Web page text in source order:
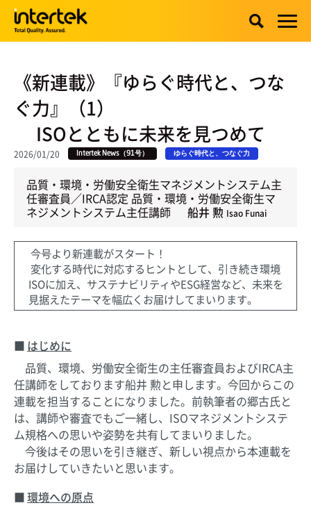
《新連載》『ゆらぐ時代と、つな
ぐ力』（1）
ISOとともに未来を見つめて
2026/01/20 Intertek News（91号） ゆらぐ時代と、つなぐ力
品質・環境・労働安全衛生マネジメントシステム主
任審査員／IRCA認定 品質・環境・労働安全衛生マ
ネジメントシステム主任講師
船井 勲 Isao Funai
今号より新連載がスタート！
変化する時代に対応するヒントとして、引き続き環境
ISOに加え、サステナビリティやESG経営など、未来を
見据えたテーマを幅広くお届けしてまいります。
はじめに
品質、環境、労働安全衛生の主任審査員およびIRCA主
任講師をしております船井 勲と申します。今回からこの
連載を担当することになりました。前執筆者の郷古氏と
は、講師や審査でもご一緒し、ISOマネジメントシステ
ム規格への思いや姿勢を共有してまいりました。
今後はその思いを引き継ぎ、新しい視点から本連載を
お届けしていきたいと思います。
環境への原点